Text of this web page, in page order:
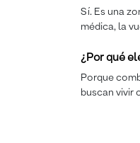
Sí. Es una
médica, la
¿Por qué
Porque
buscan vivir